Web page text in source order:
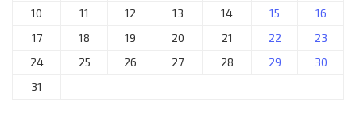
10
11 12 13 14 15
16
17
18 19 20 21 22
23
24
25 26 27 28 29
30
31